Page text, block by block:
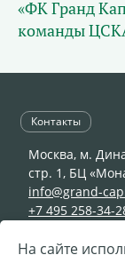
«ФК Гранд
команды
Контакты
Москва, м.
стр. 1, БЦ
info@grand-
+7 495 258-34-
На сайте